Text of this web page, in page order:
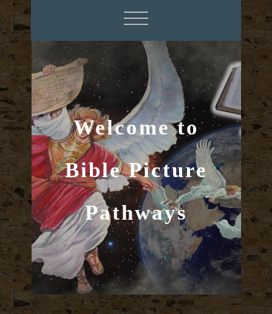
Welcome to
Bible Picture
Pathways